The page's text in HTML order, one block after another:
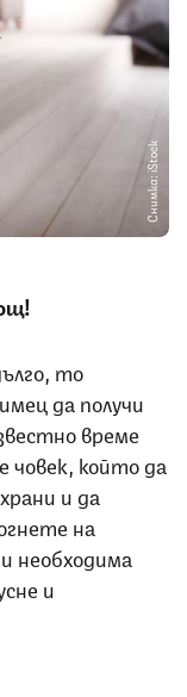
Снимка: iStock
то
да получи
време
който да
и да
на
необходима
и